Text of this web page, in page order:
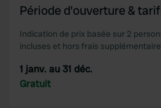
Période d'ouverture &
Indication de prix basée sur 2
incluses et hors frais
1 janv. au 31 déc.
Gratuit